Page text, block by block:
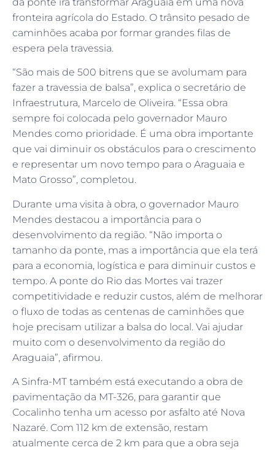
fronteira agrícola do Estado. O trânsito pesado de
caminhões acaba por formar grandes filas de
espera pela travessia.
“São mais de 500 bitrens que se avolumam para
fazer a travessia de balsa”, explica o secretário de
Infraestrutura, Marcelo de Oliveira. “Essa obra
sempre foi colocada pelo governador Mauro
Mendes como prioridade. É uma obra importante
que vai diminuir os obstáculos para o crescimento
e representar um novo tempo para o Araguaia e
Mato Grosso”, completou.
Durante uma visita à obra, o governador Mauro
Mendes destacou a importância para o
desenvolvimento da região. “Não importa o
tamanho da ponte, mas a importância que ela terá
para a economia, logística e para diminuir custos e
tempo. A ponte do Rio das Mortes vai trazer
competitividade e reduzir custos, além de melhorar
o fluxo de todas as centenas de caminhões que
hoje precisam utilizar a balsa do local. Vai ajudar
muito com o desenvolvimento da região do
Araguaia”, afirmou.
A Sinfra-MT também está executando a obra de
pavimentação da MT-326, para garantir que
Cocalinho tenha um acesso por asfalto até Nova
Nazaré. Com 112 km de extensão, restam
atualmente cerca de 2 km para que a obra seja